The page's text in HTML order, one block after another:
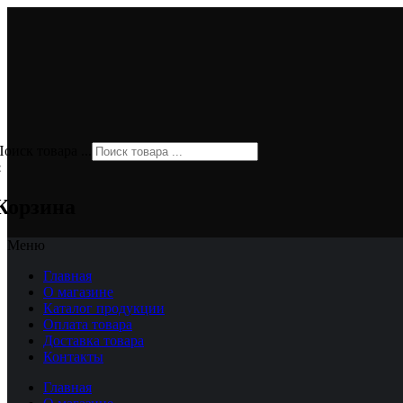
товара ...
Меню
Главная
О магазине
Каталог продукции
Оплата товара
Доставка товара
Контакты
Главная